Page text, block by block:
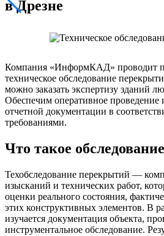
в Дрезне
Компания «ИнформКАД» проводит
техническое обследование
можно заказать экспертизу зданий
Обеспечим оперативное проведение
отчетной документации в
требованиями.
Что такое
Техобследование перекрытий —
изысканий и технических работ,
оценки реального состояния,
этих конструктивных элементов. В
изучается документация объекта,
инструментальное обследование.